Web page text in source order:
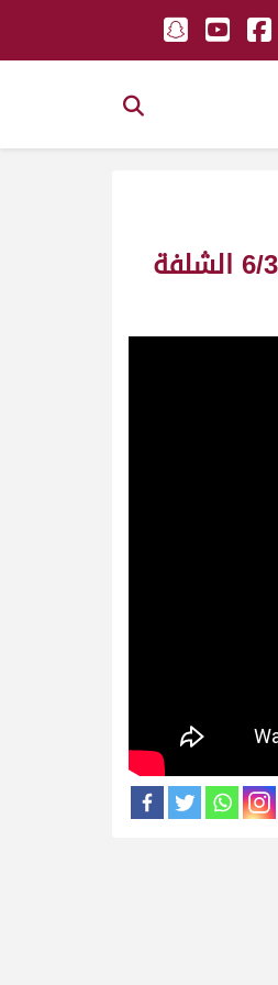
ش1 أرتياد لـ هجن الشحانية (سلطان بن محمد الوهيبي) مهرجان سمو أمير البلاد المفدى 6/3/2016 الشلفة